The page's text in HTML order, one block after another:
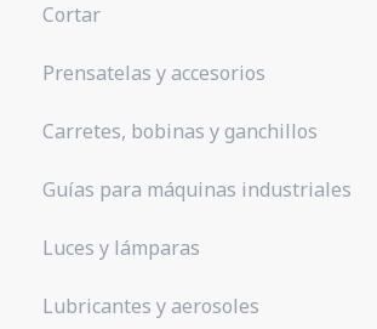
Cortar
Prensatelas y accesorios
Carretes, bobinas y ganchillos
Guías para máquinas industriales
Luces y lámparas
Lubricantes y aerosoles